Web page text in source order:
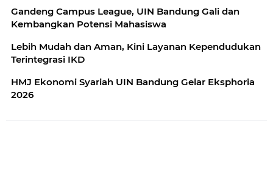
Gandeng Campus League, UIN Bandung Gali dan
Kembangkan Potensi Mahasiswa
Lebih Mudah dan Aman, Kini Layanan Kependudukan
Terintegrasi IKD
HMJ Ekonomi Syariah UIN Bandung Gelar Eksphoria
2026